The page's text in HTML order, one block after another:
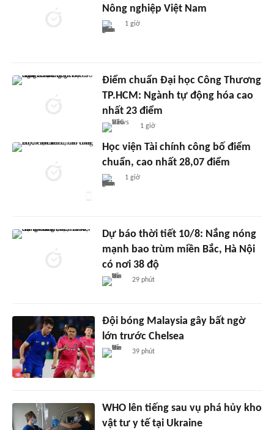
Nông nghiệp Việt Nam
1 giờ
Điểm chuẩn Đại học Công Thương
TP.HCM: Ngành tự động hóa cao
nhất 23 điểm
1 giờ
Học viện Tài chính công bố điểm
chuẩn, cao nhất 28,07 điểm
1 giờ
Dự báo thời tiết 10/8: Nắng nóng
mạnh bao trùm miền Bắc, Hà Nội
có nơi 38 độ
29 phút
Đội bóng Malaysia gây bất ngờ
lớn trước Chelsea
39 phút
WHO lên tiếng sau vụ phá hủy kho
vật tư y tế tại Ukraine